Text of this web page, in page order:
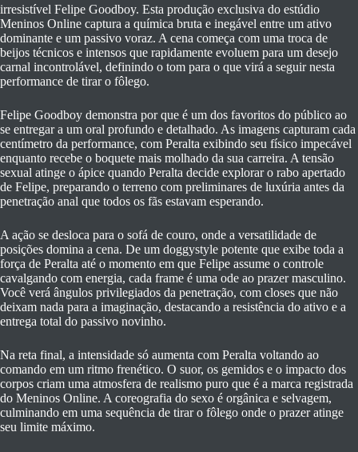
irresistível Felipe Goodboy. Esta produção exclusiva do estúdio
Meninos Online captura a química bruta e inegável entre um ativo
dominante e um passivo voraz. A cena começa com uma troca de
beijos técnicos e intensos que rapidamente evoluem para um desejo
carnal incontrolável, definindo o tom para o que virá a seguir nesta
performance de tirar o fôlego.
Felipe Goodboy demonstra por que é um dos favoritos do público ao
se entregar a um oral profundo e detalhado. As imagens capturam cada
centímetro da performance, com Peralta exibindo seu físico impecável
enquanto recebe o boquete mais molhado da sua carreira. A tensão
sexual atinge o ápice quando Peralta decide explorar o rabo apertado
de Felipe, preparando o terreno com preliminares de luxúria antes da
penetração anal que todos os fãs estavam esperando.
A ação se desloca para o sofá de couro, onde a versatilidade de
posições domina a cena. De um doggystyle potente que exibe toda a
força de Peralta até o momento em que Felipe assume o controle
cavalgando com energia, cada frame é uma ode ao prazer masculino.
Você verá ângulos privilegiados da penetração, com closes que não
deixam nada para a imaginação, destacando a resistência do ativo e a
entrega total do passivo novinho.
Na reta final, a intensidade só aumenta com Peralta voltando ao
comando em um ritmo frenético. O suor, os gemidos e o impacto dos
corpos criam uma atmosfera de realismo puro que é a marca registrada
do Meninos Online. A coreografia do sexo é orgânica e selvagem,
culminando em uma sequência de tirar o fôlego onde o prazer atinge
seu limite máximo.